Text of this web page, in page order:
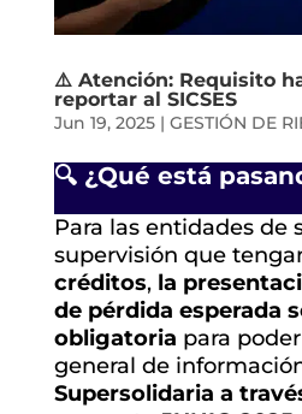
⚠️ Atención: Requisito
reportar al SICSES
Jun 19, 2025| GESTIÓN DE
🔍 ¿Qué está
Para las entidades de
supervisión que
créditos, la
de pérdida esperada
obligatoria para
general de
Supersolidaria a